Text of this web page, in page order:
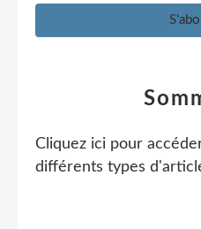
Cliquez ici pour
différents types